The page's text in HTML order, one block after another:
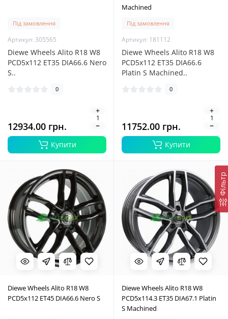
Фільтр
Під замовлення
Артикул: 305565
Diewe Wheels Alito R18 W8
PCD5x112 ET35 DIA66.6 Nero
S..
0
12934.00 грн.
Купити
Machined
Під замовлення
Артикул: 181112
Diewe Wheels Alito R18 W8
PCD5x112 ET35 DIA66.6
Platin S Machined..
0
11752.00 грн.
Купити
Diewe Wheels Alito R18 W8
PCD5x112 ET45 DIA66.6 Nero S
Diewe Wheels Alito R18 W8
PCD5x114.3 ET35 DIA67.1 Platin
S Machined